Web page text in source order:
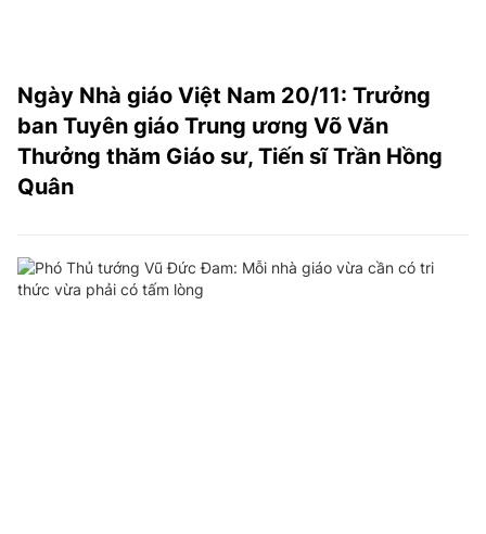
Ngày Nhà giáo Việt Nam 20/11: Trưởng
ban Tuyên giáo Trung ương Võ Văn
Thưởng thăm Giáo sư, Tiến sĩ Trần Hồng
Quân